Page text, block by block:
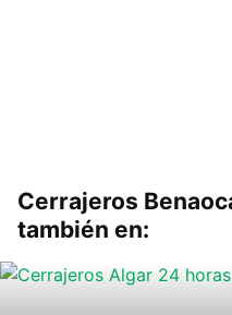
Cerrajeros
también en: